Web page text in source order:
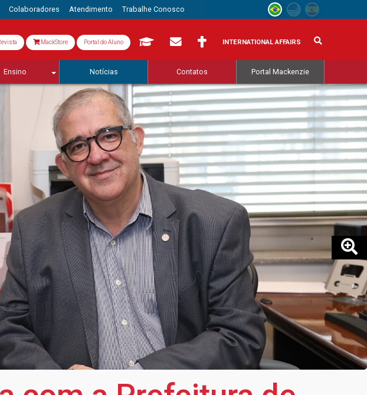
Colaboradores Atendimento Trabalhe Conosco
MackStore Portal do Aluno INTERNATIONAL AFFAIRS
Ensino Notícias Contatos Portal Mackenzie